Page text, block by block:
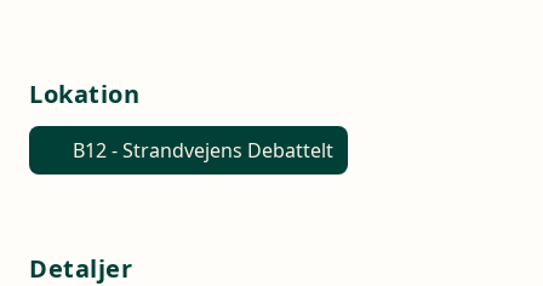
Lokation
B12 - Strandvejens Debattelt
Detaljer